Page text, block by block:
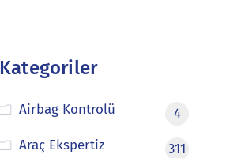
Kategoriler
Airbag Kontrolü
4
Araç Ekspertiz
311